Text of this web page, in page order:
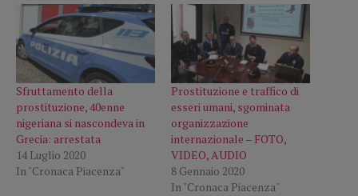
Sfruttamento della
prostituzione, 40enne
nigeriana si nascondeva in
Grecia: arrestata
14 Luglio 2020
In "Cronaca Piacenza"
Prostituzione e traffico di
esseri umani, sgominata
organizzazione
internazionale – FOTO,
VIDEO, AUDIO
8 Gennaio 2020
In "Cronaca Piacenza"